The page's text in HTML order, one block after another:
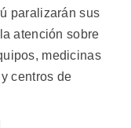
paralizarán sus
atención sobre
medicinas
centros de